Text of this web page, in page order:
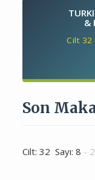
&
Cilt
Son
Cilt: 32 Sayı: 8 -